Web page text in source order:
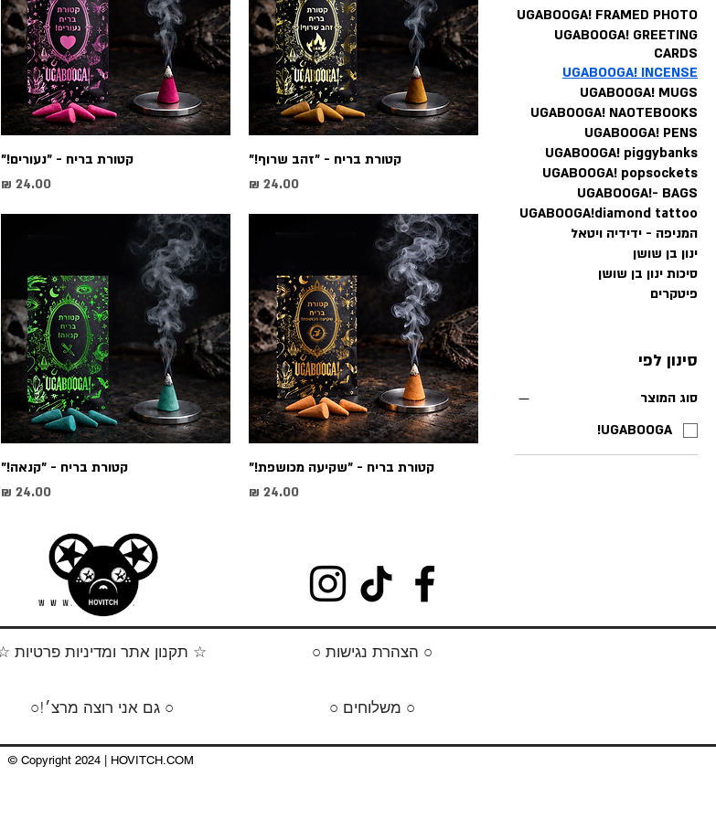
UGABOOGA! FRAMED PHOTO
UGABOOGA! GREETING
CARDS
UGABOOGA! INCENSE
UGABOOGA! MUGS
UGABOOGA! NAOTEBOOKS
UGABOOGA! PENS
UGABOOGA! piggybanks
UGABOOGA! popsockets
UGABOOGA!- BAGS
UGABOOGA!diamond tattoo
המניפה - ידידיה ויטאל
ינון בן שושן
סיכות ינון בן שושן
פיטקרים
סינון לפי
סוג המוצר
UGABOOGA!
קטורת בריח - "זהב שרוף!"
מחיר
קטורת בריח - "נעורים!"
מחיר
קטורת בריח - "שקיעה מכושפת!"
מחיר
קטורת בריח - "קנאה!"
מחיר
☆ תקנון אתר ומדיניות פרטיות ☆
○!גם אני רוצה מרצ׳ ○
○ הצהרת נגישות ○
○ משלוחים ○
© Copyright ​2024 | HOVITCH.COM